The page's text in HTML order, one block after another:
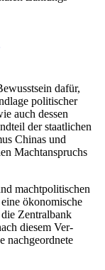
dafür,
politischer
auch dessen
der staat­lichen
Chinas und
Macht­anspruchs
machtpolitischen
ökonomische
Zentralbank
diesem Ver­
nachgeordnete